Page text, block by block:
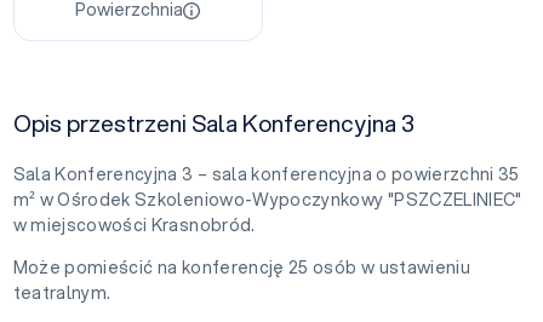
Powierzchnia
Opis przestrzeni Sala Konferencyjna 3
Sala Konferencyjna 3 – sala konferencyjna o powierzchni 35
m² w Ośrodek Szkoleniowo-Wypoczynkowy "PSZCZELINIEC"
w miejscowości Krasnobród.
Może pomieścić na konferencję 25 osób w ustawieniu
teatralnym.